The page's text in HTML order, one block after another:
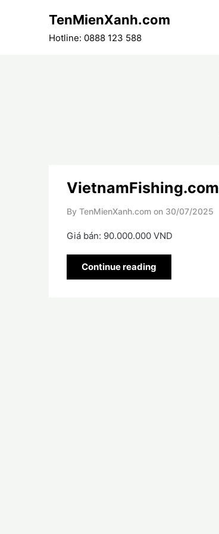
TenMienXanh.com
Hotline: 0888 123 588
VietnamFishing.com
By TenMienXanh.com on 30/07/2025
Giá bán: 90.000.000 VND
Continue reading